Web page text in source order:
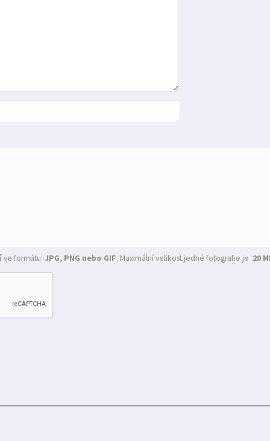
ve formátu JPG, PNG nebo GIF. Maximální velikost jedné fotografie je 20